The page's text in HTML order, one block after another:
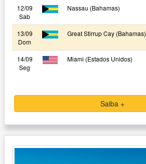
12/09
Sab
Nassau (Bahamas)
13/09
Dom
Great Stirrup Cay (Bahamas)
14/09
Seg
Miami (Estados Unidos)
Saiba +